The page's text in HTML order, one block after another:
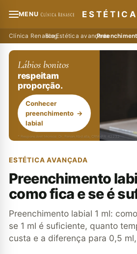
MENU ESTÉTICA
Clínica Renasce
›Blog
›Estética avançada
›
Lábios bonitos
respeitam
proporção.
Conhecer
preenchimento
labial
→
* Responsável técnico: Dr. Renan Abdalla, CRM-PR 42232
ESTÉTICA AVANÇADA
Preenchimento
como fica e se é
Preenchimento labial 1 ml:
se 1 ml é suficiente, quanto
custa e a diferença para 0,5